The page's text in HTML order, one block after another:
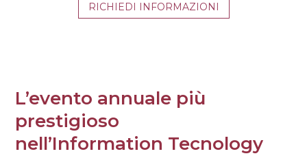
RICHIEDI INFORMAZIONI
L’evento annuale più
prestigioso
nell’Information Tecnology